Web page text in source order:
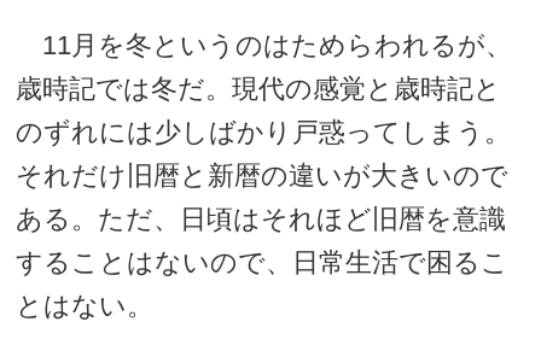
11月を冬というのはためらわれるが、
歳時記では冬だ。現代の感覚と歳時記と
のずれには少しばかり戸惑ってしまう。
それだけ旧暦と新暦の違いが大きいので
ある。ただ、日頃はそれほど旧暦を意識
することはないので、日常生活で困るこ
とはない。